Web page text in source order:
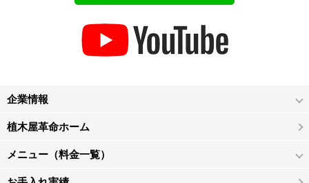
企業情報
植木屋革命ホーム
メニュー（料金一覧）